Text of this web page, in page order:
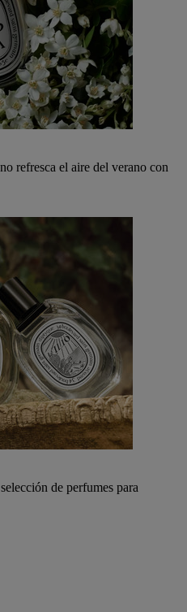
refresca el aire del verano con
de perfumes para